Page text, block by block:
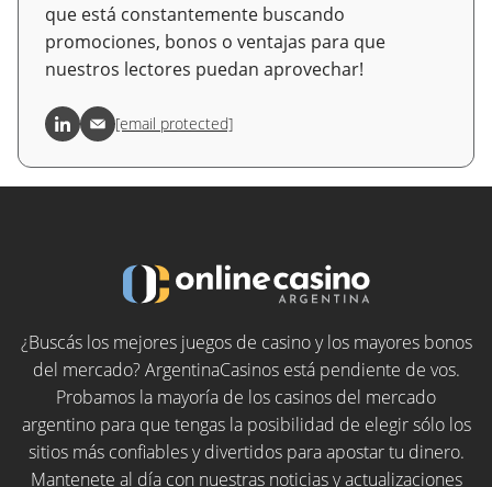
que está constantemente buscando
promociones, bonos o ventajas para que
nuestros lectores puedan aprovechar!
[email protected]
¿Buscás los mejores juegos de casino y los mayores bonos
del mercado? ArgentinaCasinos está pendiente de vos.
Probamos la mayoría de los casinos del mercado
argentino para que tengas la posibilidad de elegir sólo los
sitios más confiables y divertidos para apostar tu dinero.
Mantenete al día con nuestras noticias y actualizaciones